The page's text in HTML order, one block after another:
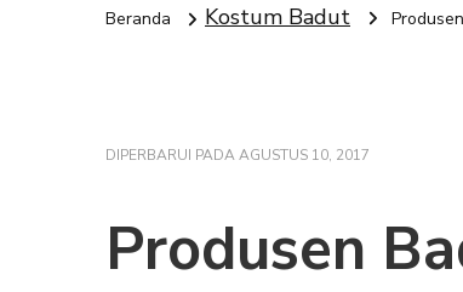
Beranda Kostum Badut
DIPERBARUI PADAAGUSTUS 10, 2017
Produsen